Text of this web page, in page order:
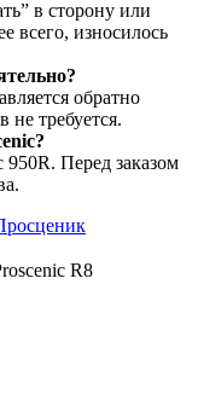
в сторону или
всего, износилось
обратно
требуется.
950R. Перед заказом
R8